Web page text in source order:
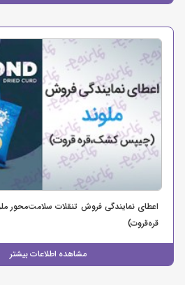
اعطای نمایندگی فروش تنقلات
قره‌قروت)
مشاهده اطلاعات بیشتر